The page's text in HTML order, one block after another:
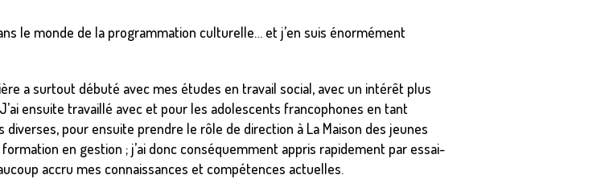
le monde de la programmation culturelle… et j’en suis énormément
a surtout débuté avec mes études en travail social, avec un intérêt plus
ensuite travaillé avec et pour les adolescents francophones en tant
diverses, pour ensuite prendre le rôle de direction à La Maison des jeunes
formation en gestion ; j’ai donc conséquemment appris rapidement par essai-
accru mes connaissances et compétences actuelles.